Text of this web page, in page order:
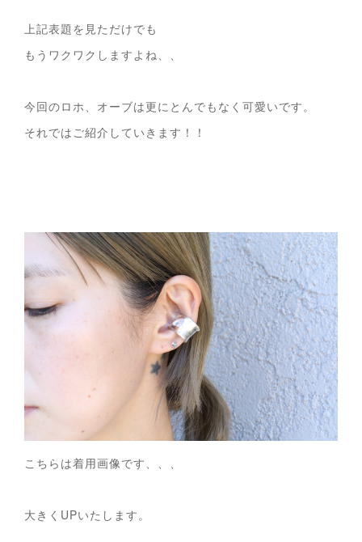
上記表題を見ただけでも
もうワクワクしますよね、、
今回のロホ、オーブは更にとんでもなく可愛いです。
それではご紹介していきます！！
こちらは着用画像です、、、
大きくUPいたします。